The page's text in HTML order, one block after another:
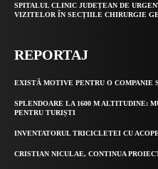
SPITALUL CLINIC JUDEȚEAN DE
VIZITELOR ÎN SECȚIILE CHIRURGIE
REPORTAJ
EXISTĂ MOTIVE PENTRU O COMPANIE
SPLENDOARE LA 1600 M ALTITUDINE:
PENTRU TURIȘTI
INVENTATORUL TRICICLETEI CU
CRISTIAN NICULAE, CONTINUA